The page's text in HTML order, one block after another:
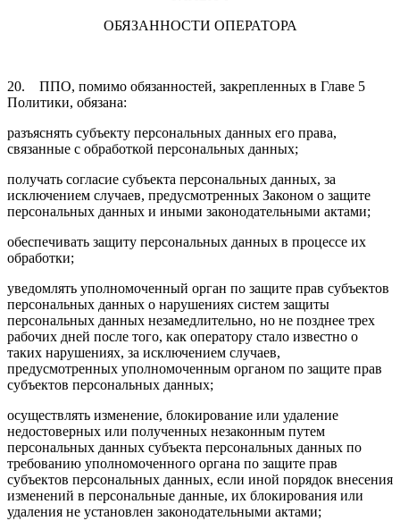
ОБЯЗАННОСТИ ОПЕРАТОРА
20. ППО, помимо обязанностей, закрепленных в Главе 5
Политики, обязана:
разъяснять субъекту персональных данных его права,
связанные с обработкой персональных данных;
получать согласие субъекта персональных данных, за
исключением случаев, предусмотренных Законом о защите
персональных данных и иными законодательными актами;
обеспечивать защиту персональных данных в процессе их
обработки;
уведомлять уполномоченный орган по защите прав субъектов
персональных данных о нарушениях систем защиты
персональных данных незамедлительно, но не позднее трех
рабочих дней после того, как оператору стало известно о
таких нарушениях, за исключением случаев,
предусмотренных уполномоченным органом по защите прав
субъектов персональных данных;
осуществлять изменение, блокирование или удаление
недостоверных или полученных незаконным путем
персональных данных субъекта персональных данных по
требованию уполномоченного органа по защите прав
субъектов персональных данных, если иной порядок внесения
изменений в персональные данные, их блокирования или
удаления не установлен законодательными актами;